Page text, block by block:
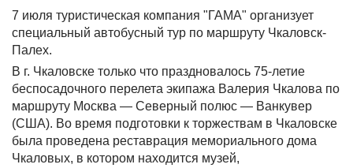
7 июля туристическая компания "ГАМА" организует
специальный автобусный тур по маршруту Чкаловск-
Палех.
В г. Чкаловске только что праздновалось 75-летие
беспосадочного перелета экипажа Валерия Чкалова по
маршруту Москва — Северный полюс — Ванкувер
(США). Во время подготовки к торжествам в Чкаловске
была проведена реставрация мемориального дома
Чкаловых, в котором находится музей,